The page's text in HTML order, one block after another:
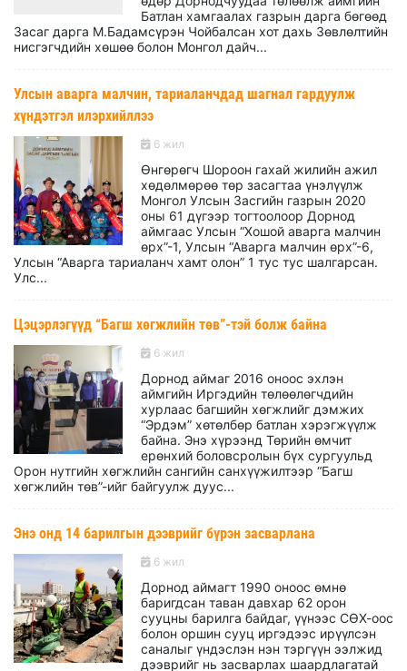
Батлан хамгаалах газрын дарга бөгөөд
Засаг дарга М.Бадамсүрэн Чойбалсан хот дахь Зөвлөлтийн
нисгэгчдийн хөшөө болон Монгол дайч...
Улсын аварга малчин, тариаланчдад шагнал гардуулж
хүндэтгэл илэрхийллээ
6 жил
Өнгөрөгч Шороон гахай жилийн ажил
хөдөлмөрөө төр засагтаа үнэлүүлж
Монгол Улсын Засгийн газрын 2020
оны 61 дүгээр тогтоолоор Дорнод
аймгаас Улсын “Хошой аварга малчин
өрх”-1, Улсын “Аварга малчин өрх”-6,
Улсын “Аварга тариаланч хамт олон” 1 тус тус шалгарсан.
Улс...
Цэцэрлэгүүд “Багш хөгжлийн төв”-тэй болж байна
6 жил
Дорнод аймаг 2016 оноос эхлэн
аймгийн Иргэдийн төлөөлөгчдийн
хурлаас багшийн хөгжлийг дэмжих
“Эрдэм” хөтөлбөр батлан хэрэгжүүлж
байна. Энэ хүрээнд Төрийн өмчит
ерөнхий боловсролын бүх сургуульд
Орон нутгийн хөгжлийн сангийн санхүүжилтээр “Багш
хөгжлийн төв”-ийг байгуулж дуус...
Энэ онд 14 барилгын дээврийг бүрэн засварлана
6 жил
Дорнод аймагт 1990 оноос өмнө
баригдсан таван давхар 62 орон
сууцны барилга байдаг, үүнээс СӨХ-оос
болон оршин сууц иргэдээс ирүүлсэн
саналыг үндэслэн нэн тэргүүн ээлжид
дээврийг нь засварлах шаардлагатай